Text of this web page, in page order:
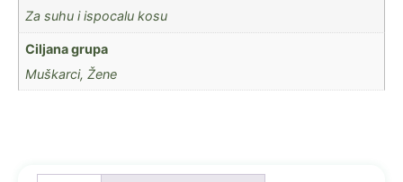
Za suhu i ispocalu kosu
Ciljana grupa
Muškarci, Žene